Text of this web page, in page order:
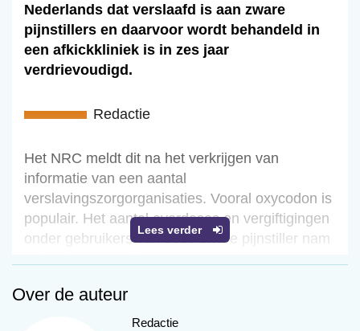
Lees verder
Nederlands dat verslaafd is aan zware
pijnstillers en daarvoor wordt behandeld in
een afkickkliniek is in zes jaar
verdrievoudigd.
Redactie
Het NRC meldt dit na het verkrijgen van
informatie van een aantal
verslavingszorgorganisaties. Vooral oxycodon is
populair. Het aantal overdoses en vergiftigingen
onder gebruikers van deze zware pijnstiller nam
Lees verder
Over de auteur
Redactie